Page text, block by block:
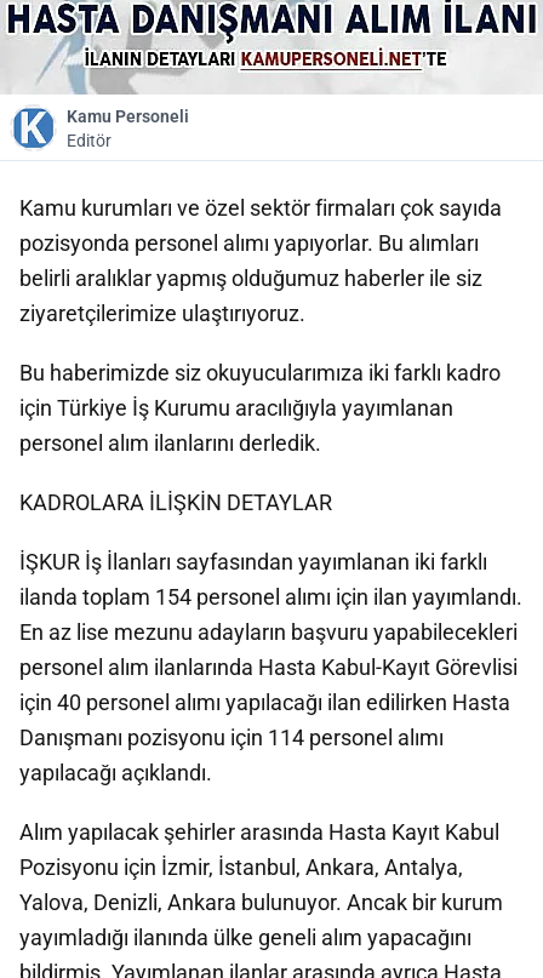
Kamu Personeli
Editör
Kamu kurumları ve özel sektör firmaları çok sayıda
pozisyonda personel alımı yapıyorlar. Bu alımları
belirli aralıklar yapmış olduğumuz haberler ile siz
ziyaretçilerimize ulaştırıyoruz.
Bu haberimizde siz okuyucularımıza iki farklı kadro
için Türkiye İş Kurumu aracılığıyla yayımlanan
personel alım ilanlarını derledik.
KADROLARA İLİŞKİN DETAYLAR
İŞKUR İş İlanları sayfasından yayımlanan iki farklı
ilanda toplam 154 personel alımı için ilan yayımlandı.
En az lise mezunu adayların başvuru yapabilecekleri
personel alım ilanlarında Hasta Kabul-Kayıt Görevlisi
için 40 personel alımı yapılacağı ilan edilirken Hasta
Danışmanı pozisyonu için 114 personel alımı
yapılacağı açıklandı.
Alım yapılacak şehirler arasında Hasta Kayıt Kabul
Pozisyonu için İzmir, İstanbul, Ankara, Antalya,
Yalova, Denizli, Ankara bulunuyor. Ancak bir kurum
yayımladığı ilanında ülke geneli alım yapacağını
bildirmiş. Yayımlanan ilanlar arasında ayrıca Hasta